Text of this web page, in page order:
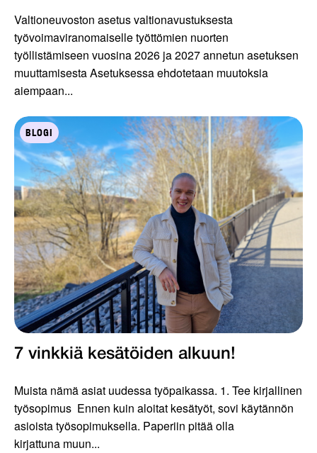
Valtioneuvoston asetus valtionavustuksesta
työvoimaviranomaiselle työttömien nuorten
työllistämiseen vuosina 2026 ja 2027 annetun asetuksen
muuttamisesta Asetuksessa ehdotetaan muutoksia
aiempaan...
BLOGI
7 vinkkiä kesätöiden alkuun!
Muista nämä asiat uudessa työpaikassa. 1. Tee kirjallinen
työsopimus Ennen kuin aloitat kesätyöt, sovi käytännön
asioista työsopimuksella. Paperiin pitää olla
kirjattuna muun...